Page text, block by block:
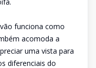
funciona como
acomoda a
uma vista para
diferenciais do